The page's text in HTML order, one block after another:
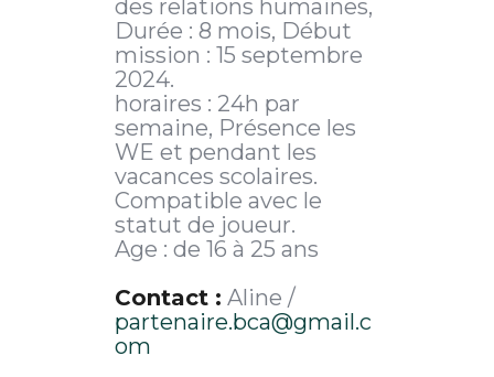
des relations humaines,
Durée : 8 mois, Début
mission : 15 septembre
2024.
horaires : 24h par
semaine, Présence les
WE et pendant les
vacances scolaires.
Compatible avec le
statut de joueur.
Age : de 16 à 25 ans
Contact : Aline /
partenaire.bca@gmail.c
om